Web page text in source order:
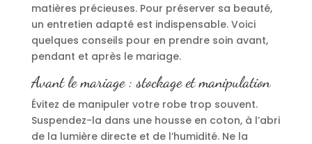
matières précieuses. Pour préserver sa beauté,
un entretien adapté est indispensable. Voici
quelques conseils pour en prendre soin avant,
pendant et après le mariage.
Avant le mariage : stockage et manipulation
Évitez de manipuler votre robe trop souvent.
Suspendez-la dans une housse en coton, à l’abri
de la lumière directe et de l’humidité. Ne la